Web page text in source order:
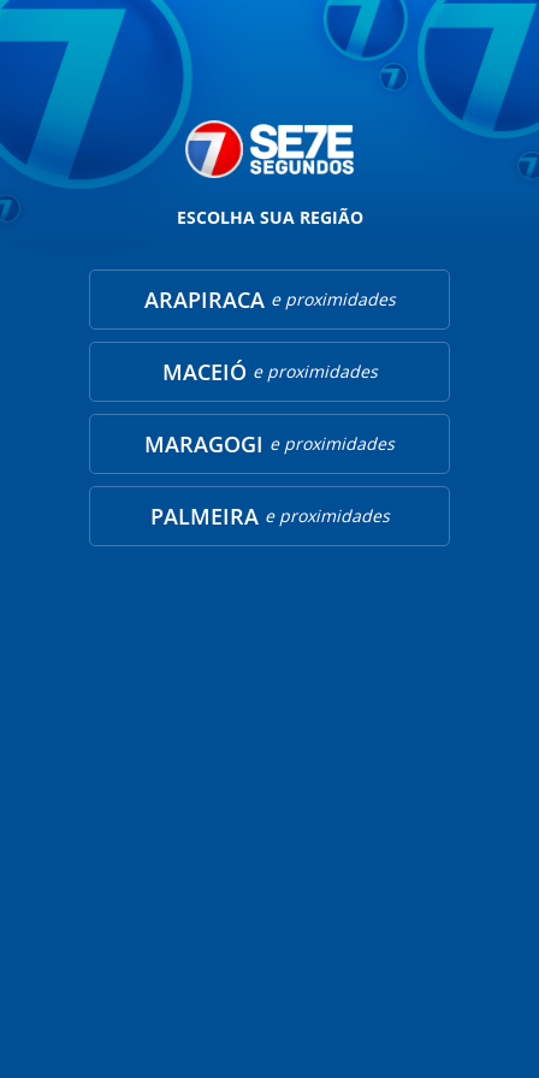
ESCOLHA SUA REGIÃO
ARAPIRACA e proximidades
MACEIÓ e proximidades
MARAGOGI e proximidades
PALMEIRA e proximidades